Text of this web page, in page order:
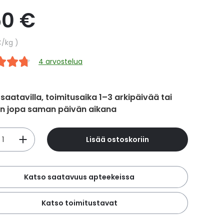
€
/kg
4 arvostelua
toimitusaika 1–3 arkipäivää tai
jopa saman päivän aikana
Lisää ostoskoriin
Katso saatavuus apteekeissa
Katso toimitustavat